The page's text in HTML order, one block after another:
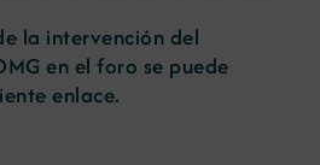
la intervención del
en el foro se puede
enlace.